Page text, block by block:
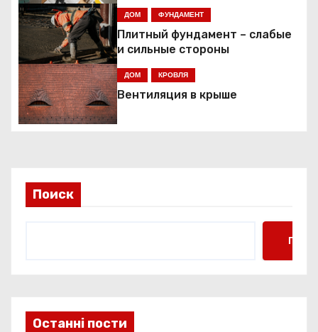
и
я
п
о
з
п
м
ДОМ ФУНДАМЕНТ
Плитный фундамент – слабые
и сильные стороны
ДОМ КРОВЛЯ
Вентиляция в крыше
Поиск
Поиск
Останні пости